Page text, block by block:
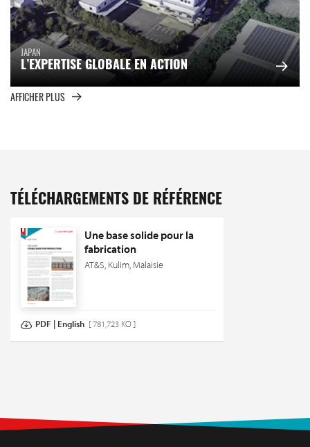
JAPAN
L’EXPERTISE GLOBALE EN ACTION
AFFICHER PLUS
TÉLÉCHARGEMENTS DE RÉFÉRENCE
Une base solide pour la
fabrication
AT&S, Kulim, Malaisie
PDF | English [ 781,723 KO ]